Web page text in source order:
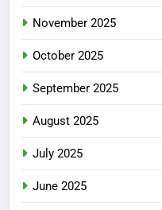
November 2025
October 2025
September 2025
August 2025
July 2025
June 2025